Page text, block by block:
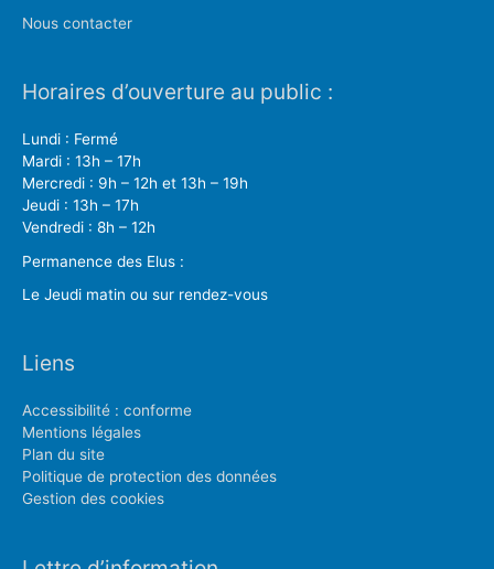
Nous contacter
Horaires d’ouverture au public :
Lundi : Fermé
Mardi : 13h – 17h
Mercredi : 9h – 12h et 13h – 19h
Jeudi : 13h – 17h
Vendredi : 8h – 12h
Permanence des Elus :
Le Jeudi matin ou sur rendez-vous
Liens
Accessibilité : conforme
Mentions légales
Plan du site
Politique de protection des données
Gestion des cookies